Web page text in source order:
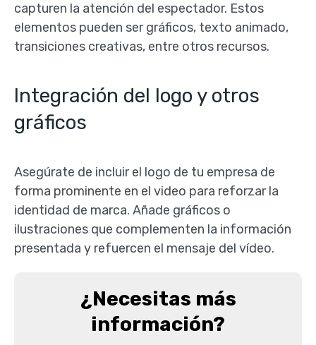
capturen la atención del espectador. Estos
elementos pueden ser gráficos, texto animado,
transiciones creativas, entre otros recursos.
Integración del logo y otros
gráficos
Asegúrate de incluir el logo de tu empresa de
forma prominente en el video para reforzar la
identidad de marca. Añade gráficos o
ilustraciones que complementen la información
presentada y refuercen el mensaje del vídeo.
¿Necesitas más
información?